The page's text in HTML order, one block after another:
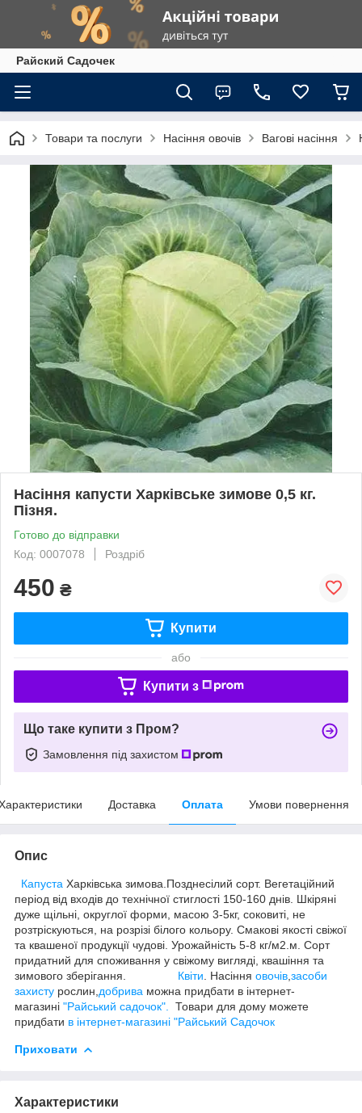
Райский Садочек
Товари та послуги Насіння овочів Вагові насіння
Насіння капусти Харківське зимове 0,5 кг.
Пізня.
Готово до відправки
Код: 0007078
Роздріб
450 ₴
Купити
або
Купити з
Що таке купити з Пром?
Замовлення під захистом
Доставка Оплата Умови повернення
Опис
Капуста Харківська зимова.Позднесілий сорт. Вегетаційний
період від входів до технічної стиглості 150-160 днів. Шкіряні
дуже щільні, округлої форми, масою 3-5кг, соковиті, не
розтріскуються, на розрізі білого кольору. Смакові якості свіжої
та квашеної продукції чудові. Урожайність 5-8 кг/м2.м. Сорт
придатний для споживання у свіжому вигляді, квашіння та
зимового зберігання. Квіти . Насіння овочів засоби
захисту рослин, добрива можна придбати в інтернет-
магазині "Райський садочок".
Товари для дому можете
придбати в інтернет-магазині "Райський Садочок
Приховати
Характеристики